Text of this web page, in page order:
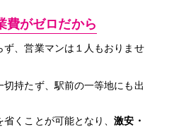
がゼロだから
ず、営業マンは１人もおりませ
切持たず、駅前の一等地にも出
省くことが可能となり、激安・